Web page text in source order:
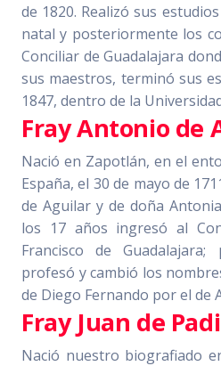
de 1820. Realizó sus
natal y posteriormente los
Conciliar de Guadalajara
sus maestros, terminó sus
1847, dentro de la
Fray Antonio de
Nació en Zapotlán, en el
España, el 30 de mayo de
de Aguilar y de doña
los 17 años ingresó al
Francisco de
profesó y cambió los
de Diego Fernando por el de
Fray Juan de
Nació nuestro biografiado